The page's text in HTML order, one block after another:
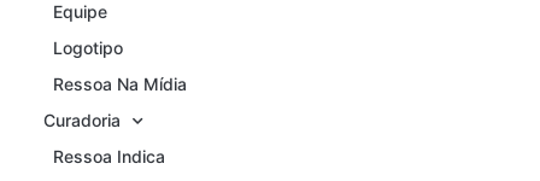
Equipe
Logotipo
Ressoa Na Mídia
Curadoria
Ressoa Indica